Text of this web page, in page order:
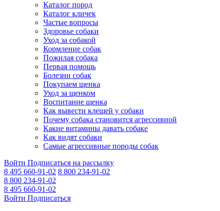
Каталог пород
Каталог кличек
Частые вопросы
Здоровье собаки
Уход за собакой
Кормление собак
Пожилая собака
Первая помощь
Болезни собак
Покупаем щенка
Уход за щенком
Воспитание щенка
Как вывести клещей у собаки
Почему собака становится агрессивной
Какие витамины давать собаке
Как видят собаки
Самые агрессивные породы собак
Войти Подписаться на рассылку
8 495 660-91-02 8 800 234-91-02
8 800 234-91-02
8 495 660-91-02
Войти Подписаться